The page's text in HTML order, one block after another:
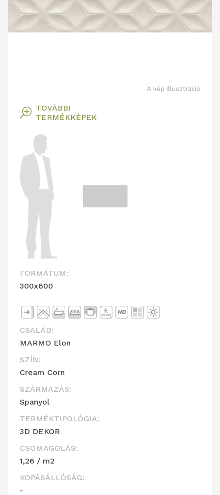
A kép illusztráció
T TOVÁBBI
TERMÉKKÉPEK
FORMÁTUM:
300x600
CSALÁD:
MARMO Elon
SZÍN:
Cream Corn
SZÁRMAZÁS:
Spanyol
TERMÉKTIPOLÓGIA:
3D DEKOR
CSOMAGOLÁS:
1,26 / m2
KOPÁSÁLLÓSÁG:
-